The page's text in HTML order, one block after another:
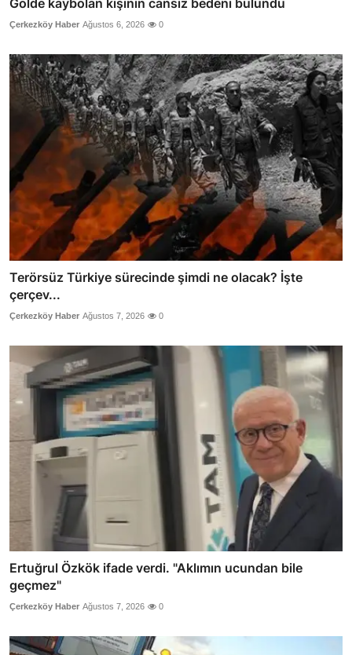
Gölde kaybolan kişinin cansız bedeni bulundu
Çerkezköy Haber Ağustos 6, 2026 0
Terörsüz Türkiye sürecinde şimdi ne olacak? İşte
çerçev...
Çerkezköy Haber Ağustos 7, 2026 0
Ertuğrul Özkök ifade verdi. "Aklımın ucundan bile
geçmez"
Çerkezköy Haber Ağustos 7, 2026 0